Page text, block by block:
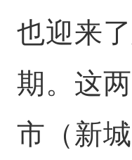
也迎来
期。这
市（新